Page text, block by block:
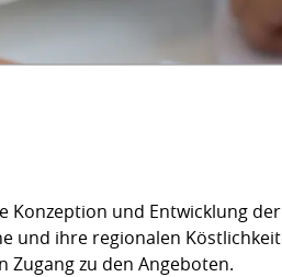
Konzeption und Entwicklung
und ihre regionalen
zu den Angeboten.